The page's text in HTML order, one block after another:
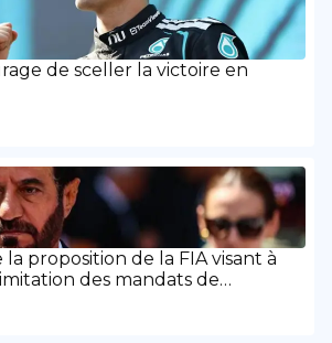
de sceller la victoire en
proposition de la FIA visant à
des mandats de